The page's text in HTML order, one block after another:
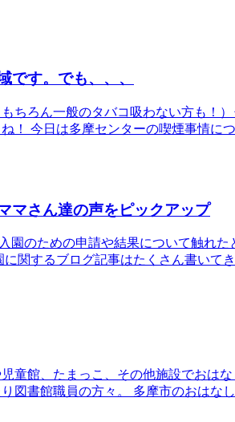
です。でも、、、
ちろん一般のタバコ吸わない方も！
！ 今日は多摩センターの喫煙事情に
マさん達の声をピックアップ
園のための申請や結果について触れた
関するブログ記事はたくさん書いて
童館、たまっこ、その他施設でおは
図書館職員の方々。 多摩市のおはな